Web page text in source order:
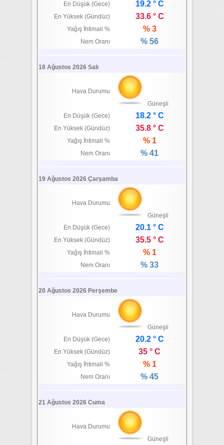
En Düşük (Gece) 19.2 ° C
En Yüksek (Gündüz) 33.6 ° C
Yağış İhtimali % % 3
Nem Oranı % 56
18 Ağustos 2026 Salı
Hava Durumu
Güneşli
En Düşük (Gece)
18.2 ° C
En Yüksek (Gündüz) 35.8 ° C
Yağış İhtimali % % 1
Nem Oranı % 41
19 Ağustos 2026 Çarşamba
Hava Durumu
Güneşli
En Düşük (Gece)
20.1 ° C
En Yüksek (Gündüz) 35.5 ° C
Yağış İhtimali % % 1
Nem Oranı % 33
20 Ağustos 2026 Perşembe
Hava Durumu
Güneşli
En Düşük (Gece)
20.2 ° C
En Yüksek (Gündüz) 35 ° C
Yağış İhtimali % % 1
Nem Oranı % 45
21 Ağustos 2026 Cuma
Hava Durumu
Güneşli